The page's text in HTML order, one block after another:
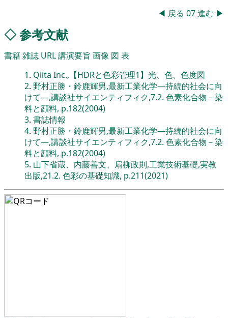
◀ 戻る 07進む ▶
◇参考文献
書籍雑誌 URL講演要旨 画像 図 表
1. Qiita Inc.,【HDRと色彩管理1】光、色、色度図
2. 野村正勝・鈴鹿輝男,最新工業化学―持続的社会に向
けて―,講談社サイエンティフィク,7.2. 色素化合物－染
料と顔料, p.182(2004)
3. 書誌情報
4. 野村正勝・鈴鹿輝男,最新工業化学―持続的社会に向
けて―,講談社サイエンティフィク,7.2. 色素化合物－染
料と顔料, p.182(2004)
5. 山下省蔵、内藤善文、扇柳政則,工業技術基礎,実教
出版,21.2. 色彩の基礎知識, p.211(2021)